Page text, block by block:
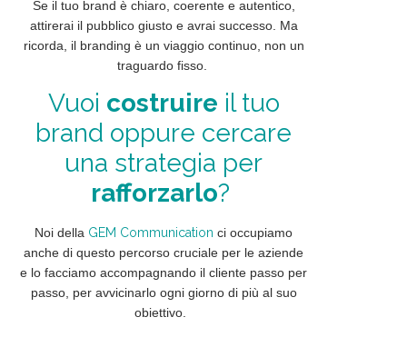
Se il tuo brand è chiaro, coerente e autentico,
attirerai il pubblico giusto e avrai successo. Ma
ricorda, il branding è un viaggio continuo, non un
traguardo fisso.
Vuoi costruire il tuo
brand oppure cercare
una strategia per
rafforzarlo?
Noi della GEM Communication ci occupiamo
anche di questo percorso cruciale per le aziende
e lo facciamo accompagnando il cliente passo per
passo, per avvicinarlo ogni giorno di più al suo
obiettivo.